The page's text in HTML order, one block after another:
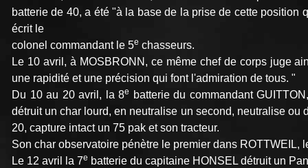
batterie de 40, a été "à la base de la prise de cette
écrit le
colonel commandant le 5e chasseurs.
Le 10 avril, à MOSBRONN, ce même chef de corps juge
une rapidité et une précision qui font l'admiration de tous. "
Du 10 au 20 avril, la 8e
batterie du commandant
détruit un char lourd, en neutralise un second, neutralise
20, capture intact un 75 pak et son tracteur.
Son char observatoire pénètre le premier dans ROTTWEIL,
Le 12 avril la 7e batterie du capitaine HONSEL détruit un